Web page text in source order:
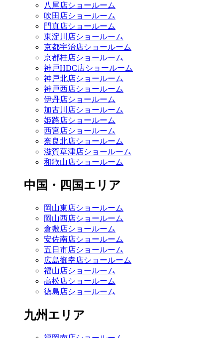
八尾店ショールーム
吹田店ショールーム
門真店ショールーム
東淀川店ショールーム
京都宇治店ショールーム
京都桂店ショールーム
神戸HDC店ショールーム
神戸北店ショールーム
神戸西店ショールーム
伊丹店ショールーム
加古川店ショールーム
姫路店ショールーム
西宮店ショールーム
奈良北店ショールーム
滋賀草津店ショールーム
和歌山店ショールーム
中国・四国エリア
岡山東店ショールーム
岡山西店ショールーム
倉敷店ショールーム
安佐南店ショールーム
五日市店ショールーム
広島御幸店ショールーム
福山店ショールーム
高松店ショールーム
徳島店ショールーム
九州エリア